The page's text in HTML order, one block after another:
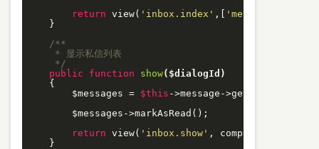
return view( 'inbox.index' ,[ 'messages'
    }
/**
     * 显示私信列表
     */
public
function show($dialogId)
{
        $messages =
$this ->message-
        $messages->markAsRead();
return view( 'inbox.show' , compact(
    }